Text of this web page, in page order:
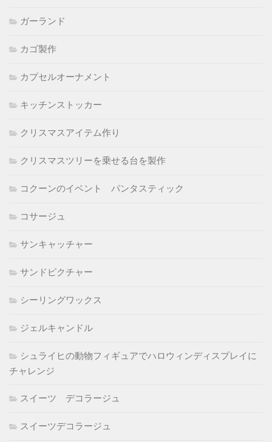
ガーランド
カゴ製作
カプセルオーナメント
キッチンストッカー
クリスマスアイテム作り
クリスマスツリーを乗せる台を製作
コクーンのイベント パンタスティック
コサージュ
サンキャッチャー
サンドピクチャー
シーリングワックス
ジェルキャンドル
シュライヒの動物フィギュアでハロウィンディスプレイに
チャレンジ
スイーツ デコラージュ
スイーツデコラージュ